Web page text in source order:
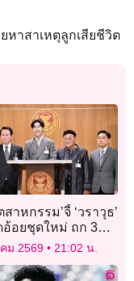
หาสาเหตุลูกเสียชีวิต
าหกรรม’จี้ ‘วราวุธ’
อ้อยชุดใหม่ ถก 3
หลังสมาคมชาวไร่
รัฐจ่ายเยียวยาไร่ละ
ม 2569 21:02 น.